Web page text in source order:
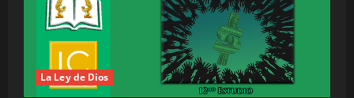
La Ley de Dios